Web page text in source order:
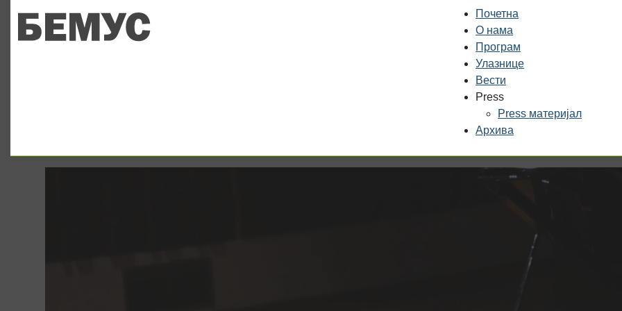
Почетна
О нама
Програм
Улазнице
Вести
Press
Press материјал
Архива